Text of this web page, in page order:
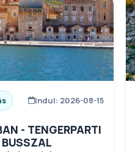
Indul: 2026-08-15
- TENGERPARTI